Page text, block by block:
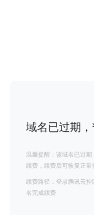
域名已过期
温馨提醒：该域名已过
续费，续费后可恢复正常
续费路径：登录腾讯云
名完成续费